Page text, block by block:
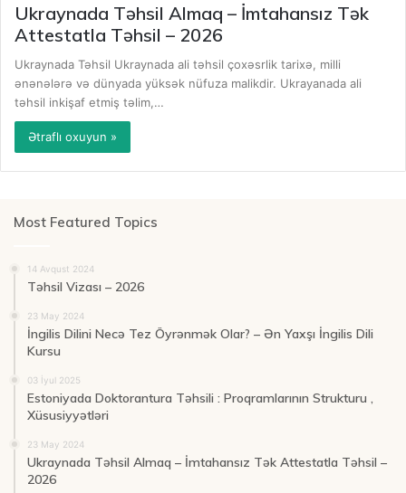
Ukraynada Təhsil Almaq – İmtahansız Tək
Attestatla Təhsil – 2026
Ukraynada Təhsil Ukraynada ali təhsil çoxəsrlik tarixə, milli
ənənələrə və dünyada yüksək nüfuza malikdir. Ukrayanada ali
təhsil inkişaf etmiş təlim,…
Ətraflı oxuyun »
Most Featured Topics
14 Avqust 2024
Təhsil Vizası – 2026
23 May 2024
İngilis Dilini Necə Tez Öyrənmək Olar? – Ən Yaxşı İngilis Dili
Kursu
03 İyul 2025
Estoniyada Doktorantura Təhsili : Proqramlarının Strukturu ,
Xüsusiyyətləri
23 May 2024
Ukraynada Təhsil Almaq – İmtahansız Tək Attestatla Təhsil –
2026